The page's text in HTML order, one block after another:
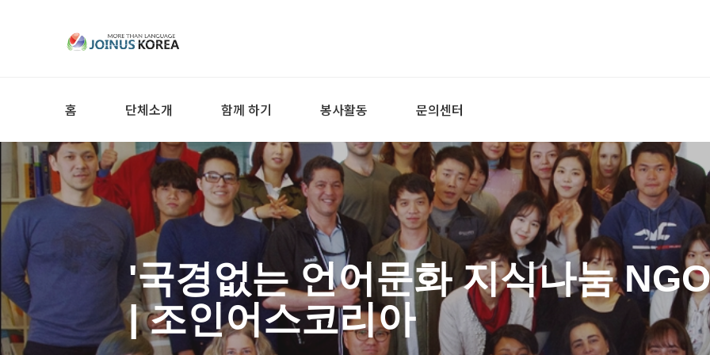
홈 단체소개 함께 하기 봉사활동 문의센터
'국경없는 언어문화 지식나눔
| 조인어스코리아